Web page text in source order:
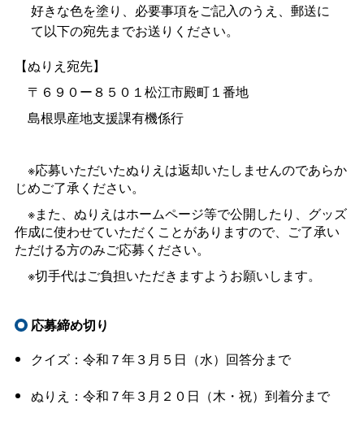
好きな色を塗り、必要事項をご記入のうえ、郵送に
て以下の宛先までお送りください。
【ぬりえ宛先】
〒６９０ー８５０１松江市殿町１番地
島根県産地支援課有機係行
※応募いただいたぬりえは返却いたしませんのであらか
じめご了承ください。
※また、ぬりえはホームページ等で公開したり、グッズ
作成に使わせていただくことがありますので、ご了承い
ただける方のみご応募ください。
※切手代はご負担いただきますようお願いします。
応募締め切り
クイズ：令和７年３月５日（水）回答分まで
ぬりえ：令和７年３月２０日（木・祝）到着分まで